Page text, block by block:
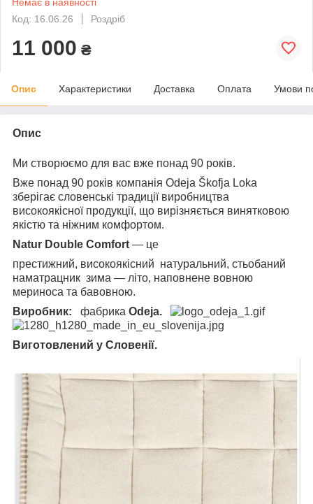
Код: 16.06.26
Роздріб
11 000 ₴
Опис Характеристики Доставка Оплата Умови
Опис
Ми створюємо для вас вже понад 90 років.
Вже понад 90 років компанія Odeja Škofja Loka
зберігає словенські традиції виробництва
високоякісної продукції, що вирізняється винятковою
якістю та ніжним комфортом.
Natur Double Comfort — це
престижний, високоякісний натуральний, стьобаний
наматрацник зима — літо, наповнене вовною
мериноса та бавовною.
Виробник:
фабрика Odeja.
Виготовлений у Словенії.